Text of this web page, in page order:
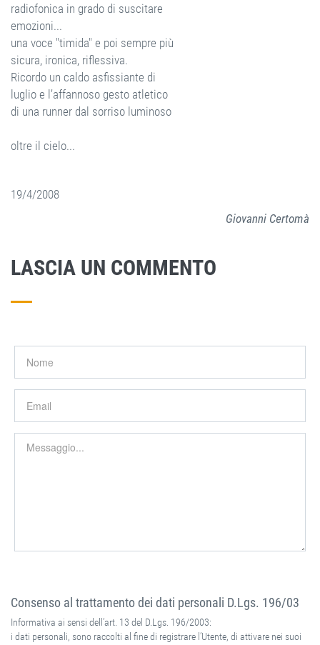
radiofonica in grado di suscitare
emozioni...
una voce "timida" e poi sempre più
sicura, ironica, riflessiva.
Ricordo un caldo asfissiante di
luglio e l’affannoso gesto atletico
di una runner dal sorriso luminoso
oltre il cielo...
19/4/2008
Giovanni Certomà
LASCIA UN COMMENTO
Consenso al trattamento dei dati personali D.Lgs. 196/03
Informativa ai sensi dell’art. 13 del D.Lgs. 196/2003:
i dati personali, sono raccolti al fine di registrare l’Utente, di attivare nei suoi